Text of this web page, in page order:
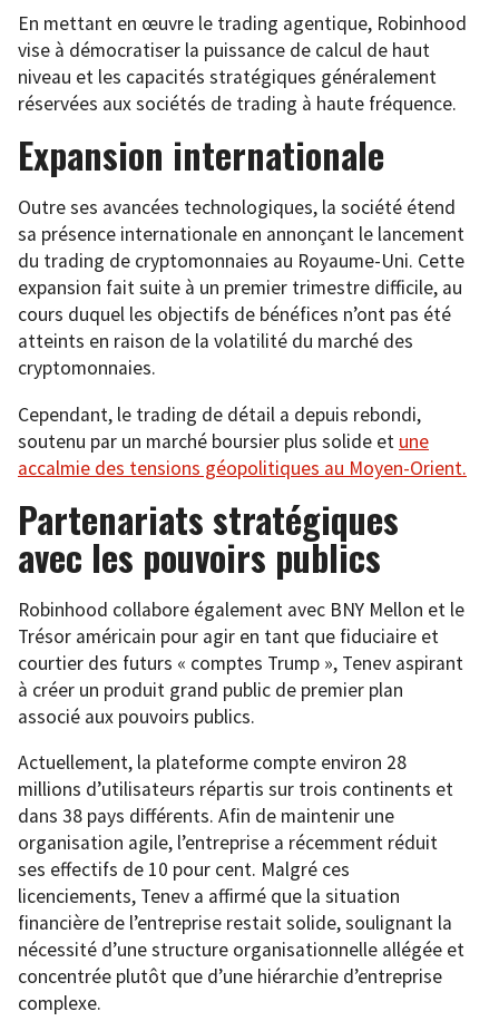
En mettant en œuvre le trading agentique, Robinhood
vise à démocratiser la puissance de calcul de haut
niveau et les capacités stratégiques généralement
réservées aux sociétés de trading à haute fréquence.
Expansion internationale
Outre ses avancées technologiques, la société étend
sa présence internationale en annonçant le lancement
du trading de cryptomonnaies au Royaume-Uni. Cette
expansion fait suite à un premier trimestre difficile, au
cours duquel les objectifs de bénéfices n’ont pas été
atteints en raison de la volatilité du marché des
cryptomonnaies.
Cependant, le trading de détail a depuis rebondi,
soutenu par un marché boursier plus solide et une
accalmie des tensions géopolitiques au Moyen-Orient.
Partenariats stratégiques
avec les pouvoirs publics
Robinhood collabore également avec BNY Mellon et le
Trésor américain pour agir en tant que fiduciaire et
courtier des futurs « comptes Trump », Tenev aspirant
à créer un produit grand public de premier plan
associé aux pouvoirs publics.
Actuellement, la plateforme compte environ 28
millions d’utilisateurs répartis sur trois continents et
dans 38 pays différents. Afin de maintenir une
organisation agile, l’entreprise a récemment réduit
ses effectifs de 10 pour cent. Malgré ces
licenciements, Tenev a affirmé que la situation
financière de l’entreprise restait solide, soulignant la
nécessité d’une structure organisationnelle allégée et
concentrée plutôt que d’une hiérarchie d’entreprise
complexe.